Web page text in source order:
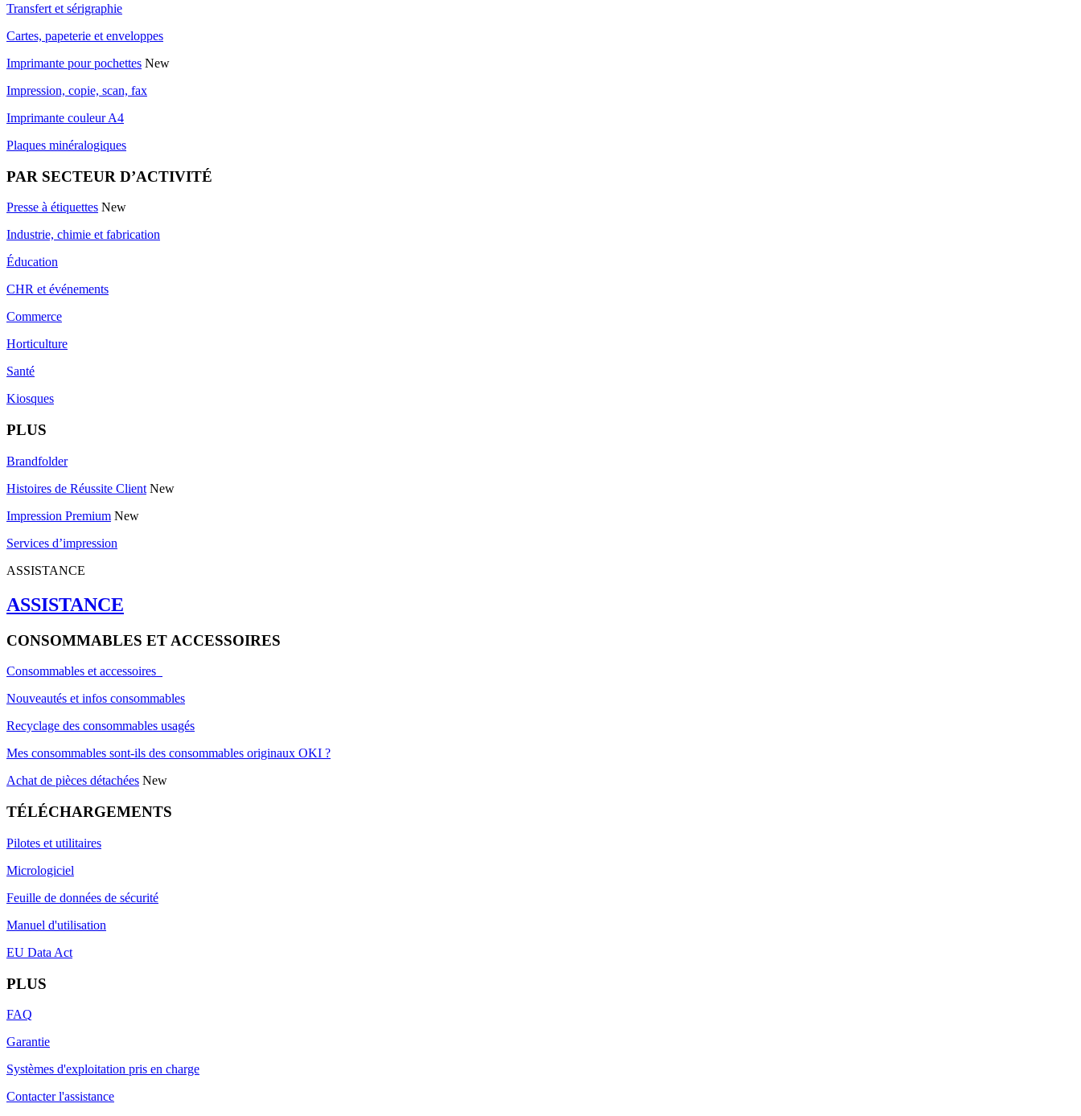
Transfert et sérigraphie
Cartes, papeterie et enveloppes
Imprimante pour pochettes New
Impression, copie, scan, fax
Imprimante couleur A4
Plaques minéralogiques
PAR SECTEUR D’ACTIVITÉ
Presse à étiquettes New
Industrie, chimie et fabrication
Éducation
CHR et événements
Commerce
Horticulture
Santé
Kiosques
PLUS
Brandfolder
Histoires de Réussite Client New
Impression Premium New
Services d’impression
ASSISTANCE
ASSISTANCE
CONSOMMABLES ET ACCESSOIRES
Consommables et accessoires
Nouveautés et infos consommables
Recyclage des consommables usagés
Mes consommables sont-ils des consommables originaux OKI ?
Achat de pièces détachées New
TÉLÉCHARGEMENTS
Pilotes et utilitaires
Micrologiciel
Feuille de données de sécurité
Manuel d'utilisation
EU Data Act
PLUS
FAQ
Garantie
Systèmes d'exploitation pris en charge
Contacter l'assistance